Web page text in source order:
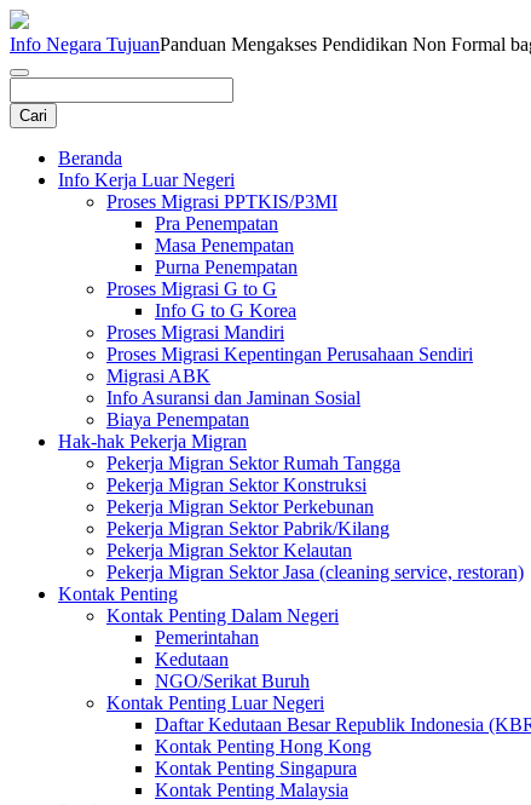
Info Negara TujuanPanduan Mengakses Pendidikan Non Formal
Beranda
Info Kerja Luar Negeri
Proses Migrasi PPTKIS/P3MI
Pra Penempatan
Masa Penempatan
Purna Penempatan
Proses Migrasi G to G
Info G to G Korea
Proses Migrasi Mandiri
Proses Migrasi Kepentingan Perusahaan Sendiri
Migrasi ABK
Info Asuransi dan Jaminan Sosial
Biaya Penempatan
Hak-hak Pekerja Migran
Pekerja Migran Sektor Rumah Tangga
Pekerja Migran Sektor Konstruksi
Pekerja Migran Sektor Perkebunan
Pekerja Migran Sektor Pabrik/Kilang
Pekerja Migran Sektor Kelautan
Pekerja Migran Sektor Jasa (cleaning service, restoran)
Kontak Penting
Kontak Penting Dalam Negeri
Pemerintahan
Kedutaan
NGO/Serikat Buruh
Kontak Penting Luar Negeri
Daftar Kedutaan Besar Republik Indonesia
Kontak Penting Hong Kong
Kontak Penting Singapura
Kontak Penting Malaysia